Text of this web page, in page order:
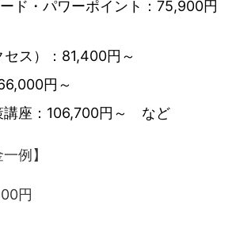
ド・パワーポイント：75,900円
ス）：81,400円～
円～
講座：106,700円～ など
例】
円